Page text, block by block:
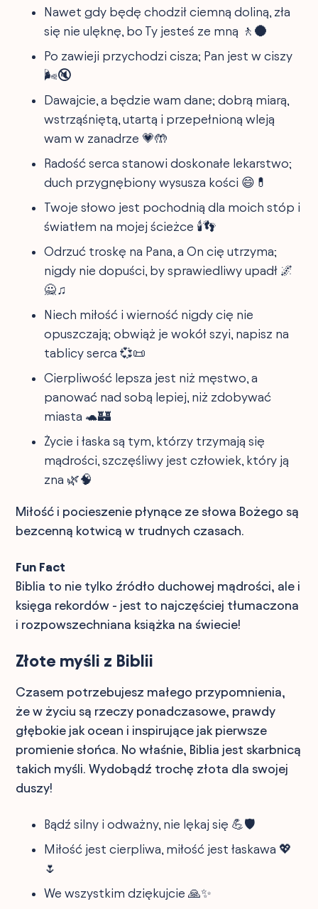
Nawet gdy będę chodził ciemną doliną, zła
się nie ulęknę, bo Ty jesteś ze mną 🚶🌑
Po zawieji przychodzi cisza; Pan jest w ciszy
🌬️🔇
Dawajcie, a będzie wam dane; dobrą miarą,
wstrząśniętą, utartą i przepełnioną wleją
wam w zanadrze 💗🤲
Radość serca stanowi doskonałe lekarstwo;
duch przygnębiony wysusza kości 😄💊
Twoje słowo jest pochodnią dla moich stóp i
światłem na mojej ścieżce 🕯️👣
Odrzuć troskę na Pana, a On cię utrzyma;
nigdy nie dopuści, by sprawiedliwy upadł 🌌
🙅‍♫
Niech miłość i wierność nigdy cię nie
opuszczają; obwiąż je wokół szyi, napisz na
tablicy serca 💞📜
Cierpliwość lepsza jest niż męstwo, a
panować nad sobą lepiej, niż zdobywać
miasta 🐢🏰
Życie i łaska są tym, którzy trzymają się
mądrości, szczęśliwy jest człowiek, który ją
zna 🌿🧠
Miłość i pocieszenie płynące ze słowa Bożego są
bezcenną kotwicą w trudnych czasach.
Fun Fact
Biblia to nie tylko źródło duchowej mądrości, ale i
księga rekordów - jest to najczęściej tłumaczona
i rozpowszechniana książka na świecie!
Złote myśli z Biblii
Czasem potrzebujesz małego przypomnienia,
że w życiu są rzeczy ponadczasowe, prawdy
głębokie jak ocean i inspirujące jak pierwsze
promienie słońca. No właśnie, Biblia jest skarbnicą
takich myśli. Wydobądź trochę złota dla swojej
duszy!
Bądź silny i odważny, nie lękaj się 💪🛡️
Miłość jest cierpliwa, miłość jest łaskawa 💖
🌷
We wszystkim dziękujcie 🙏✨